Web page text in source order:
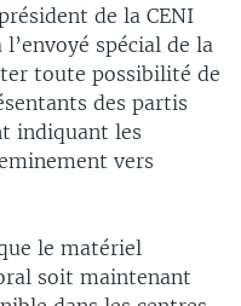
de la CENI
spécial de la
toute possibilité de
des partis
indiquant les
vers
le matériel
soit maintenant